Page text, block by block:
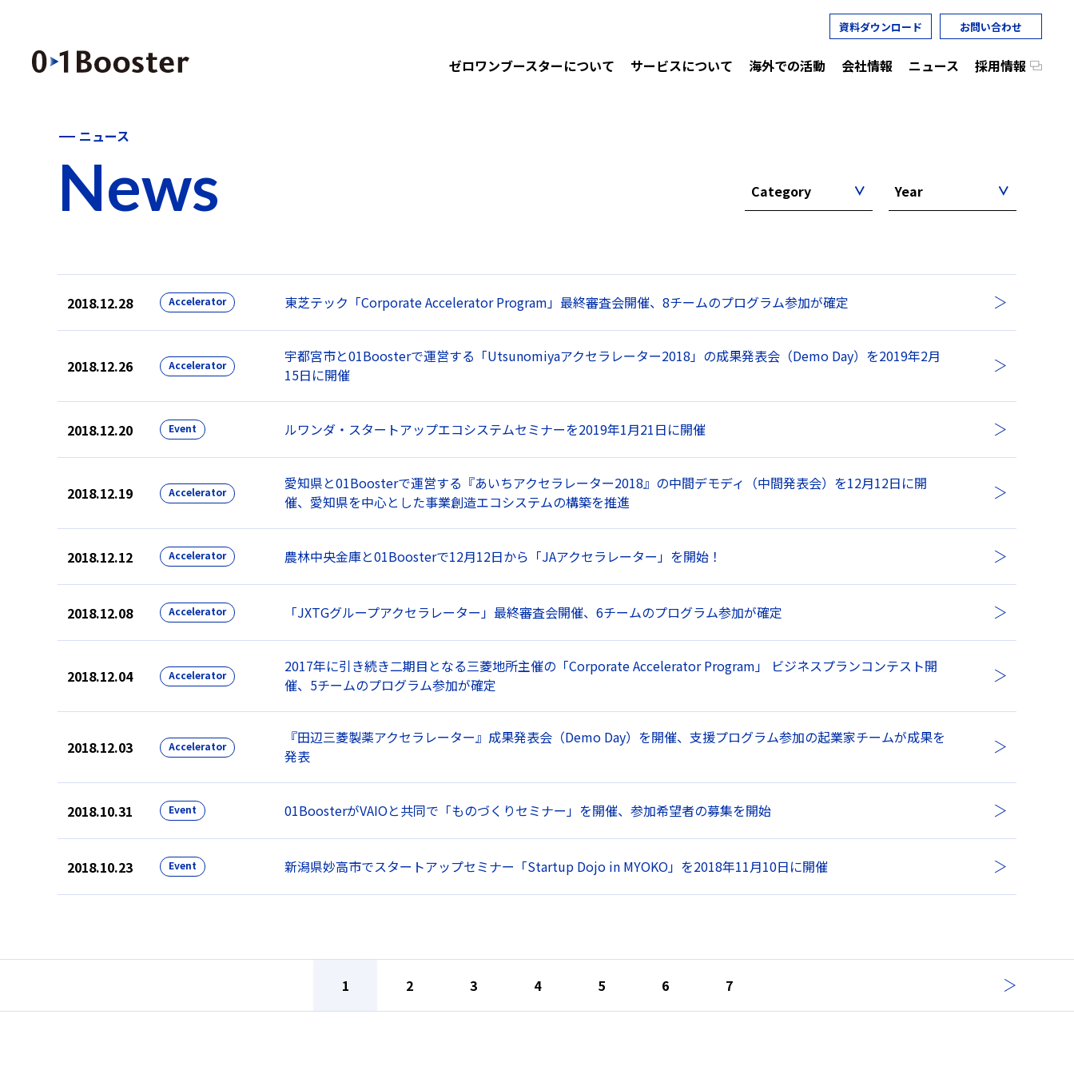
資料ダウンロード お問い合わせ
ゼロワンブースターについて サービスについて 海外での活動 会社情報 ニュース 採用情報
ニュース
News Category Year
2018.12.28 Accelerator 東芝テック「Corporate Accelerator Program」最終審査会開催、8チームのプログラム参加が確定
2018.12.26 Accelerator
宇都宮市と01Boosterで運営する「Utsunomiyaアクセラレーター2018」の成果発表会（Demo Day）を2019年2月
15日に開催
2018.12.20 Event ルワンダ・スタートアップエコシステムセミナーを2019年1月21日に開催
2018.12.19 Accelerator
愛知県と01Boosterで運営する『あいちアクセラレーター2018』の中間デモディ（中間発表会）を12月12日に開
催、愛知県を中心とした事業創造エコシステムの構築を推進
2018.12.12 Accelerator 農林中央金庫と01Boosterで12月12日から「JAアクセラレーター」を開始！
2018.12.08 Accelerator 「JXTGグループアクセラレーター」最終審査会開催、6チームのプログラム参加が確定
2018.12.04 Accelerator
2017年に引き続き二期目となる三菱地所主催の「Corporate Accelerator Program」 ビジネスプランコンテスト開
催、5チームのプログラム参加が確定
2018.12.03 Accelerator
『田辺三菱製薬アクセラレーター』成果発表会（Demo Day）を開催、支援プログラム参加の起業家チームが成果を
発表
2018.10.31 Event 01BoosterがVAIOと共同で「ものづくりセミナー」を開催、参加希望者の募集を開始
2018.10.23 Event 新潟県妙高市でスタートアップセミナー「Startup Dojo in MYOKO」を2018年11月10日に開催
1 2 3 4 5 6 7